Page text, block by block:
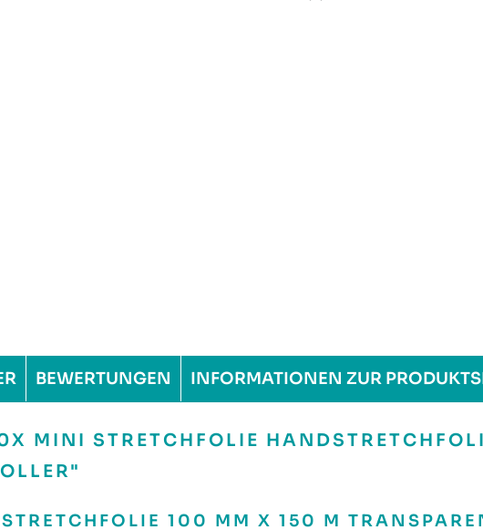
BEWERTUNGEN INFORMATIONEN ZUR
MINI STRETCHFOLIE
100 MM X 150 M